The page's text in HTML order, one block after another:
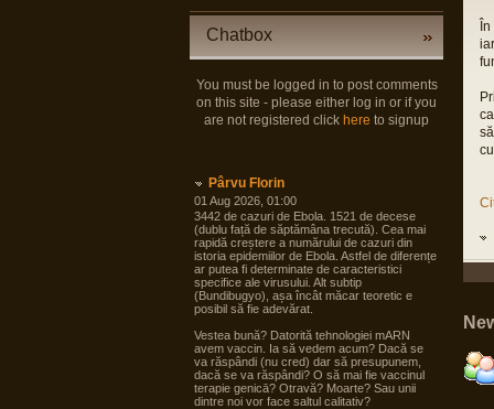
Chatbox
You must be logged in to post comments
on this site - please either log in or if you
are not registered click here to signup
Pârvu Florin
01 Aug 2026, 01:00
3442 de cazuri de Ebola. 1521 de decese
(dublu față de săptămâna trecută). Cea mai
rapidă creștere a numărului de cazuri din
istoria epidemiilor de Ebola. Astfel de diferențe
ar putea fi determinate de caracteristici
specifice ale virusului. Alt subtip
(Bundibugyo), așa încât măcar teoretic e
posibil să fie adevărat.
Vestea bună? Datorită tehnologiei mARN
avem vaccin. Ia să vedem acum? Dacă se
va răspândi (nu cred) dar să presupunem,
dacă se va răspândi? O să mai fie vaccinul
terapie genicā? Otravă? Moarte? Sau unii
dintre noi vor face saltul calitativ?